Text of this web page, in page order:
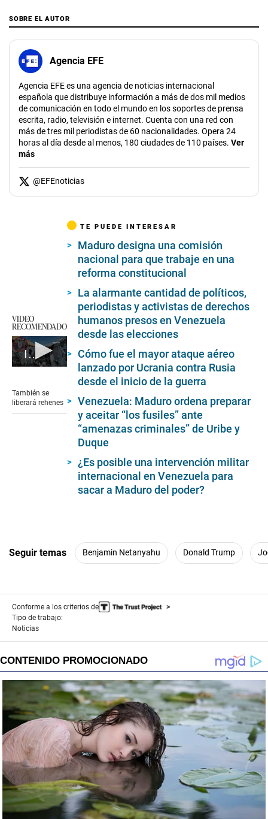
SOBRE EL AUTOR
Agencia EFE
Agencia EFE es una agencia de noticias internacional
española que distribuye información a más de dos mil medios
de comunicación en todo el mundo en los soportes de prensa
escrita, radio, televisión e internet. Cuenta con una red con
más de tres mil periodistas de 60 nacionalidades. Opera 24
horas al día desde al menos, 180 ciudades de 110 países. Ver
más
@EFEnoticias
VIDEO
RECOMENDADO
Israel y Hamás logran acuerdo sobre alto al fuego en Gaza
of
2
También se
liberará rehenes
TE PUEDE INTERESAR
Maduro designa una comisión
nacional para que trabaje en una
reforma constitucional
La alarmante cantidad de políticos,
periodistas y activistas de derechos
humanos presos en Venezuela
desde las elecciones
Cómo fue el mayor ataque aéreo
lanzado por Ucrania contra Rusia
desde el inicio de la guerra
Venezuela: Maduro ordena preparar
y aceitar “los fusiles” ante
“amenazas criminales” de Uribe y
Duque
¿Es posible una intervención militar
internacional en Venezuela para
sacar a Maduro del poder?
Seguir temas Benjamin Netanyahu Donald Trump
Conforme a los criterios de
Tipo de trabajo:
Noticias